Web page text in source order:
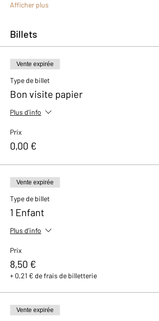
Afficher plus
Billets
Vente expirée
Type de billet
Bon visite papier
Plus d'info
Prix
0,00 €
Vente expirée
Type de billet
1 Enfant
Plus d'info
Prix
8,50 €
+ 0,21 € de frais de billetterie
Vente expirée